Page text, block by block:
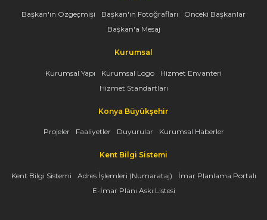
Başkan'ın Özgeçmişi Başkan'ın Fotoğrafları
Önceki Başkanlar
Başkan'a Mesaj
Kurumsal
Kurumsal Yapı Kurumsal Logo
Hizmet Envanteri
Hizmet Standartları
Konya Büyükşehir
Projeler Faaliyetler Duyurular Kurumsal Haberler
Kent Bilgi Sistemi
Kent Bilgi Sistemi Adres İşlemleri (Numarataj)
İmar Planlama Portalı
E-İmar Planı Askı Listesi